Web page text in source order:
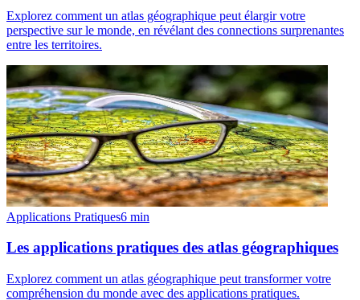
Explorez comment un atlas géographique peut élargir votre
perspective sur le monde, en révélant des connections surprenantes
entre les territoires.
Applications Pratiques6 min
Les applications pratiques des atlas géographiques
Explorez comment un atlas géographique peut transformer votre
compréhension du monde avec des applications pratiques.